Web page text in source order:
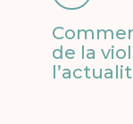
de la